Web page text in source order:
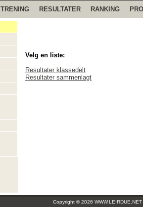
TRENING RESULTATER RANKING
Velg en liste:
Resultater klassedelt
Resultater sammenlagt
Copyright © 2026